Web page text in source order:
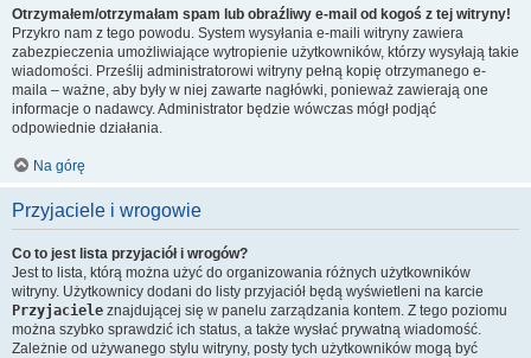
Otrzymałem/otrzymałam spam lub obraźliwy e-mail od kogoś z tej witryny!
Przykro nam z tego powodu. System wysyłania e-maili witryny zawiera
zabezpieczenia umożliwiające wytropienie użytkowników, którzy wysyłają takie
wiadomości. Prześlij administratorowi witryny pełną kopię otrzymanego e-
maila – ważne, aby były w niej zawarte nagłówki, ponieważ zawierają one
informacje o nadawcy. Administrator będzie wówczas mógł podjąć
odpowiednie działania.
Na górę
Przyjaciele i wrogowie
Co to jest lista przyjaciół i wrogów?
Jest to lista, którą można użyć do organizowania różnych użytkowników
witryny. Użytkownicy dodani do listy przyjaciół będą wyświetleni na karcie
Przyjaciele znajdującej się w panelu zarządzania kontem. Z tego poziomu
można szybko sprawdzić ich status, a także wysłać prywatną wiadomość.
Zależnie od używanego stylu witryny, posty tych użytkowników mogą być